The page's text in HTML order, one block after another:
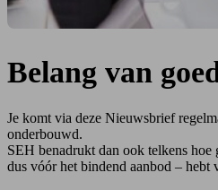
Belang van
Je komt via deze Nieuwsbrief
onderbouwd.
SEH benadrukt dan ook telkens
dus vóór het bindend aanbod – hebt